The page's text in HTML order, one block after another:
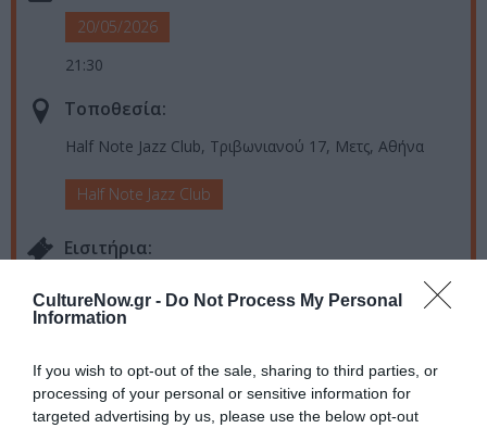
CultureNow.gr - Do Not Process My Personal
Information
If you wish to opt-out of the sale, sharing to third parties, or
processing of your personal or sensitive information for
targeted advertising by us, please use the below opt-out
20/05/2026
21:30
Τοποθεσία:
Half Note Jazz Club, Τριβωνιανού 17, Μετς, Αθήνα
Half Note Jazz Club
Eισιτήρια:
Πληροφορίες / Κρατήσεις:
Τηλ.: 210 9213310 |halfnote.gr